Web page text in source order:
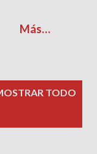
Más…
TODO